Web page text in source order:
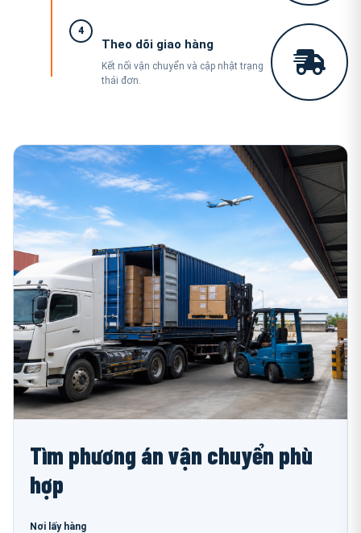
4
Theo dõi giao hàng
Kết nối vận chuyển và cập nhật trạng
thái đơn.
Tìm phương án vận chuyển phù
hợp
Nơi lấy hàng